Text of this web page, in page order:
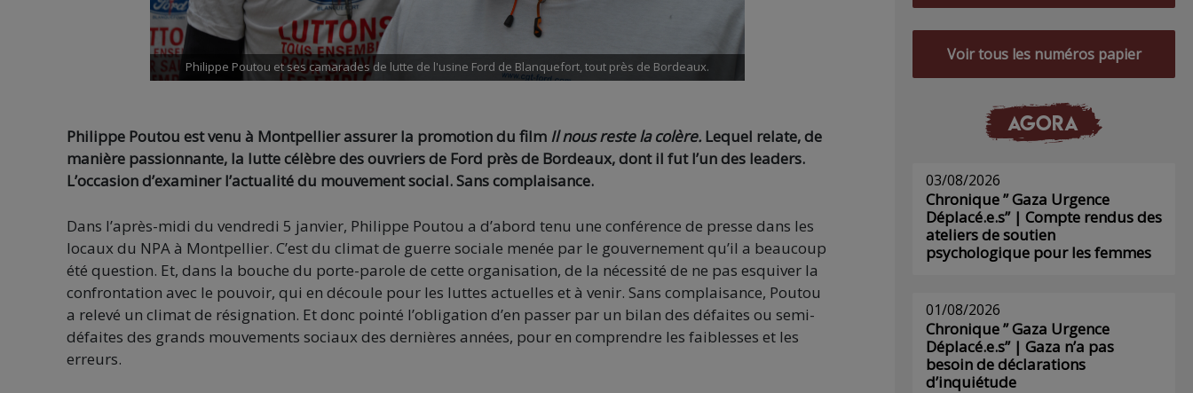
Philippe Poutou et ses camarades de lutte de l'usine Ford de Blanquefort, tout près de Bordeaux.
Philippe Poutou est venu à Montpellier assurer la promotion du film Il nous reste la colère. Lequel relate, de
manière passionnante, la lutte célèbre des ouvriers de Ford près de Bordeaux, dont il fut l’un des leaders.
L’occasion d’examiner l’actualité du mouvement social. Sans complaisance.
Dans l’après-midi du vendredi 5 janvier, Philippe Poutou a d’abord tenu une conférence de presse dans les
locaux du NPA à Montpellier. C’est du climat de guerre sociale menée par le gouvernement qu’il a beaucoup
été question. Et, dans la bouche du porte-parole de cette organisation, de la nécessité de ne pas esquiver la
confrontation avec le pouvoir, qui en découle pour les luttes actuelles et à venir. Sans complaisance, Poutou
a relevé un climat de résignation. Et donc pointé l’obligation d’en passer par un bilan des défaites ou semi-
défaites des grands mouvements sociaux des dernières années, pour en comprendre les faiblesses et les
erreurs.
Voir tous les numéros papier
AGORA
03/08/2026
Chronique ” Gaza Urgence
Déplacé.e.s” | Compte rendus des
ateliers de soutien
psychologique pour les femmes
01/08/2026
Chronique ” Gaza Urgence
Déplacé.e.s” | Gaza n’a pas
besoin de déclarations
d’inquiétude